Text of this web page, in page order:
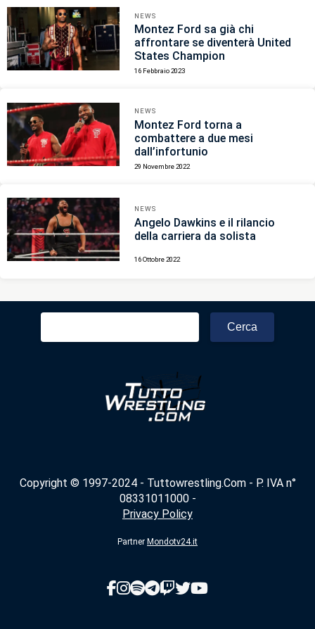
NEWS
Montez Ford sa già chi
affrontare se diventerà United
States Champion
16 Febbraio 2023
NEWS
Montez Ford torna a
combattere a due mesi
dall’infortunio
29 Novembre 2022
NEWS
Angelo Dawkins e il rilancio
della carriera da solista
16 Ottobre 2022
Copyright © 1997-2024 - Tuttowrestling.Com - P. IVA n°
08331011000 -
Privacy Policy
Partner Mondotv24.it